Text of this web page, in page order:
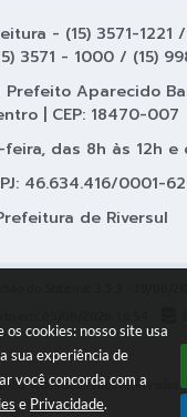
cookies: nosso site usa
sua experiência de
você concorda com a
e Privacidade.
- (15) 3571-1221
3571 - 1000 / (15)
Prefeito Aparecido
| CEP: 18470-007
das 8h às 12h e
46.634.416/0001-62
de Riversul
Todos os direitos reservados -